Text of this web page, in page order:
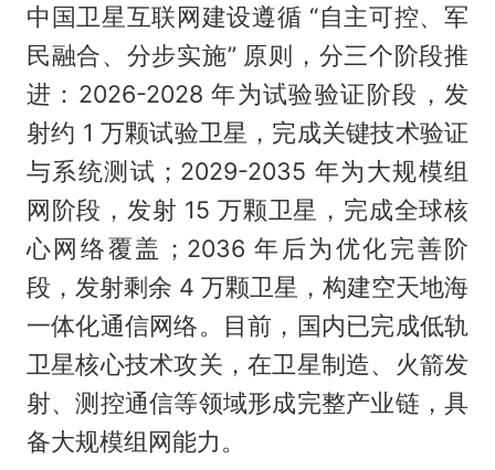
中国卫星互联网建设遵循 “自主可控、军
民融合、分步实施” 原则，分三个阶段推
进：2026-2028 年为试验验证阶段，发
射约 1 万颗试验卫星，完成关键技术验证
与系统测试；2029-2035 年为大规模组
网阶段，发射 15 万颗卫星，完成全球核
心网络覆盖；2036 年后为优化完善阶
段，发射剩余 4 万颗卫星，构建空天地海
一体化通信网络。目前，国内已完成低轨
卫星核心技术攻关，在卫星制造、火箭发
射、测控通信等领域形成完整产业链，具
备大规模组网能力。